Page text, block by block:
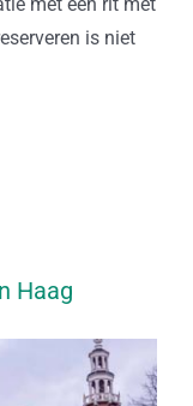
is niet
Haag